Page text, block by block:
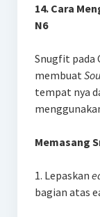
14. Cara
N6
Snugfit pada
membuat
tempat nya
Memasang
1. Lepaskan
bagian atas